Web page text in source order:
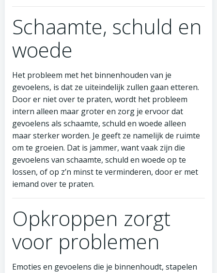
Schaamte, schuld en
woede
Het probleem met het binnenhouden van je
gevoelens, is dat ze uiteindelijk zullen gaan etteren.
Door er niet over te praten, wordt het probleem
intern alleen maar groter en zorg je ervoor dat
gevoelens als schaamte, schuld en woede alleen
maar sterker worden. Je geeft ze namelijk de ruimte
om te groeien. Dat is jammer, want vaak zijn die
gevoelens van schaamte, schuld en woede op te
lossen, of op z’n minst te verminderen, door er met
iemand over te praten.
Opkroppen zorgt
voor problemen
Emoties en gevoelens die je binnenhoudt, stapelen